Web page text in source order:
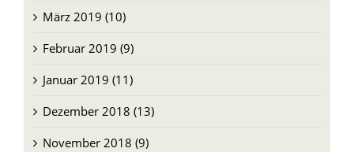
März 2019 (10)
Februar 2019 (9)
Januar 2019 (11)
Dezember 2018 (13)
November 2018 (9)